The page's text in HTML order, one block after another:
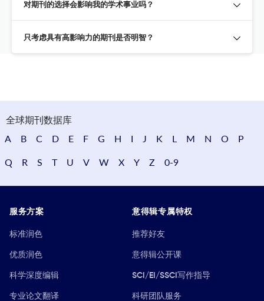
对期刊的选择会影响我的学术事业吗？
只考虑具有高影响力的期刊是否明智？
全球期刊数据库
A
B C D E F G H I J K L M N O P
Q R S T U V W X Y Z 0-9